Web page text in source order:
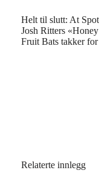
Helt til slutt: At
Josh Ritters
Fruit Bats takker
Relaterte innlegg